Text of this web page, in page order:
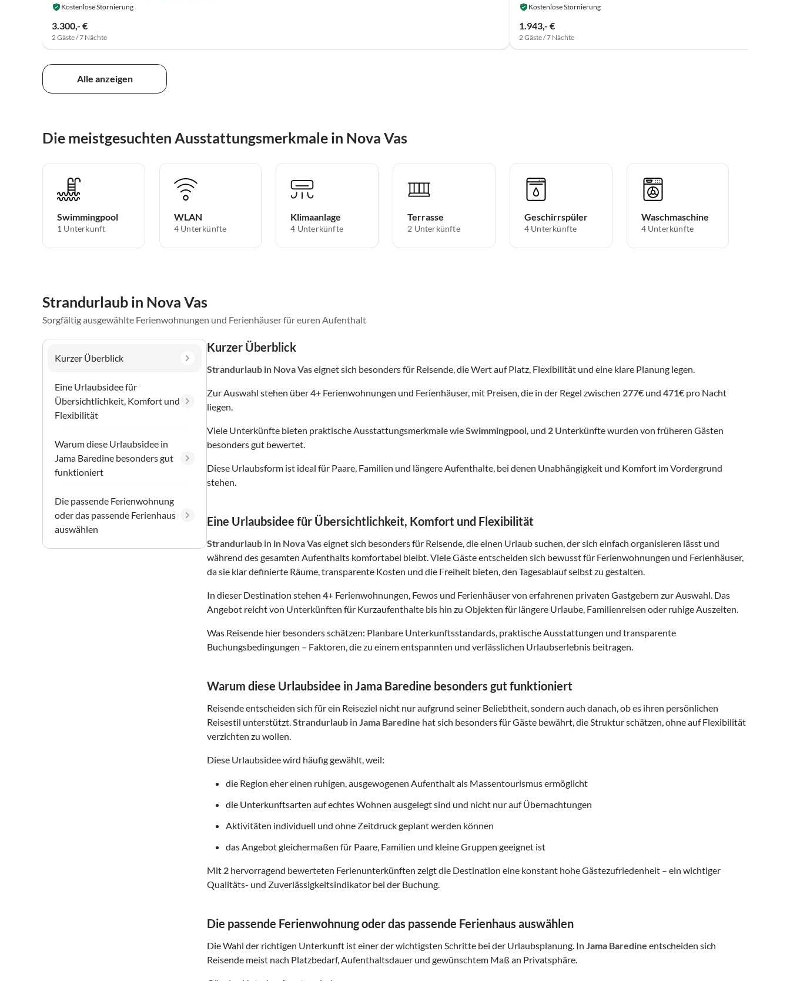
Kostenlose Stornierung
3.300,- €
2 Gäste / 7 Nächte
Kostenlose Stornierung
1.943,- €
2 Gäste / 7 Nächte
Alle anzeigen
Die meistgesuchten Ausstattungsmerkmale in Nova Vas
Swimmingpool
1 Unterkunft
WLAN
4 Unterkünfte
Klimaanlage
4 Unterkünfte
Terrasse
2 Unterkünfte
Geschirrspüler
4 Unterkünfte
Waschmaschine
4 Unterkünfte
Strandurlaub in Nova Vas
Sorgfältig ausgewählte Ferienwohnungen und Ferienhäuser für euren Aufenthalt
Kurzer Überblick
Eine Urlaubsidee für
Übersichtlichkeit, Komfort und
Flexibilität
Warum diese Urlaubsidee in
Jama Baredine besonders gut
funktioniert
Die passende Ferienwohnung
oder das passende Ferienhaus
auswählen
Kurzer Überblick
Strandurlaub in Nova Vaseignet sich besonders für Reisende, die Wert auf Platz, Flexibilität und eine klare Planung legen.
Zur Auswahl stehen über4+ Ferienwohnungen und Ferienhäuser, mit Preisen, die in der Regel zwischen 277€ und 471€ pro Nacht
liegen.
Viele Unterkünfte bieten praktische Ausstattungsmerkmale wieSwimmingpool, und 2 Unterkünfte wurden von früheren Gästen
besonders gut bewertet.
Diese Urlaubsform ist ideal für Paare, Familien und längere Aufenthalte, bei denen Unabhängigkeit und Komfort im Vordergrund
stehen.
Eine Urlaubsidee für Übersichtlichkeit, Komfort und Flexibilität
Strandurlaub in in Nova Vaseignet sich besonders für Reisende, die einen Urlaub suchen, der sich einfach organisieren lässt und
während des gesamten Aufenthalts komfortabel bleibt. Viele Gäste entscheiden sich bewusst für Ferienwohnungen und Ferienhäuser,
da sie klar definierte Räume, transparente Kosten und die Freiheit bieten, den Tagesablauf selbst zu gestalten.
In dieser Destination stehen 4+ Ferienwohnungen, Fewos und Ferienhäuser von erfahrenen privaten Gastgebern zur Auswahl. Das
Angebot reicht von Unterkünften für Kurzaufenthalte bis hin zu Objekten für längere Urlaube, Familienreisen oder ruhige Auszeiten.
Was Reisende hier besonders schätzen: Planbare Unterkunftsstandards, praktische Ausstattungen und transparente
Buchungsbedingungen – Faktoren, die zu einem entspannten und verlässlichen Urlaubserlebnis beitragen.
Warum diese Urlaubsidee in Jama Baredine besonders gut funktioniert
Reisende entscheiden sich für ein Reiseziel nicht nur aufgrund seiner Beliebtheit, sondern auch danach, ob es ihren persönlichen
Reisestil unterstützt.Strandurlaub in Jama Baredine hat sich besonders für Gäste bewährt, die Struktur schätzen, ohne auf Flexibilität
verzichten zu wollen.
Diese Urlaubsidee wird häufig gewählt, weil:
die Region eher einen ruhigen, ausgewogenen Aufenthalt als Massentourismus ermöglicht
die Unterkunftsarten auf echtes Wohnen ausgelegt sind und nicht nur auf Übernachtungen
Aktivitäten individuell und ohne Zeitdruck geplant werden können
das Angebot gleichermaßen für Paare, Familien und kleine Gruppen geeignet ist
Mit 2 hervorragend bewerteten Ferienunterkünften zeigt die Destination eine konstant hohe Gästezufriedenheit – ein wichtiger
Qualitäts- und Zuverlässigkeitsindikator bei der Buchung.
Die passende Ferienwohnung oder das passende Ferienhaus auswählen
Die Wahl der richtigen Unterkunft ist einer der wichtigsten Schritte bei der Urlaubsplanung. In Jama Baredine entscheiden sich
Reisende meist nach Platzbedarf, Aufenthaltsdauer und gewünschtem Maß an Privatsphäre.